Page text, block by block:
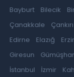
Bayburt
Bilecik
Çanakkale
Çankırı
Edirne
Elazığ
Giresun
İstanbul
İzmir